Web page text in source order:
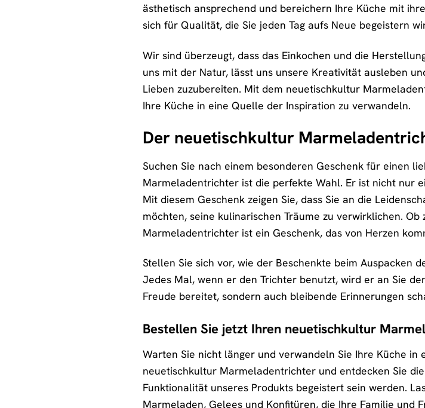
ästhetisch ansprechend und bereichern Ihre Küche mit
sich für Qualität, die Sie jeden Tag aufs Neue begeistern
Wir sind überzeugt, dass das Einkochen und die
uns mit der Natur, lässt uns unsere Kreativität ausleben
Lieben zuzubereiten. Mit dem neuetischkultur
Ihre Küche in eine Quelle der Inspiration zu verwandeln.
Der neuetischkultur
Suchen Sie nach einem besonderen Geschenk für einen
Marmeladentrichter ist die perfekte Wahl. Er ist nicht nur
Mit diesem Geschenk zeigen Sie, dass Sie an die
möchten, seine kulinarischen Träume zu verwirklichen.
Marmeladentrichter ist ein Geschenk, das von Herzen
Stellen Sie sich vor, wie der Beschenkte beim Auspacken
Jedes Mal, wenn er den Trichter benutzt, wird er an Sie
Freude bereitet, sondern auch bleibende Erinnerungen
Bestellen Sie jetzt Ihren neuetischkultur
Warten Sie nicht länger und verwandeln Sie Ihre Küche
neuetischkultur Marmeladentrichter und entdecken Sie
Funktionalität unseres Produkts begeistert sein werden.
Marmeladen, Gelees und Konfitüren, die Ihre Familie